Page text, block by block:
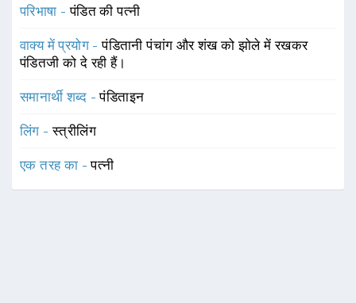
परिभाषा -पंडित की पत्नी
वाक्य में प्रयोग -पंडितानी पंचांग और शंख को झोले में रखकर
पंडितजी को दे रही हैं।
समानार्थी शब्द -पंडिताइन
लिंग -स्त्रीलिंग
एक तरह का -पत्नी